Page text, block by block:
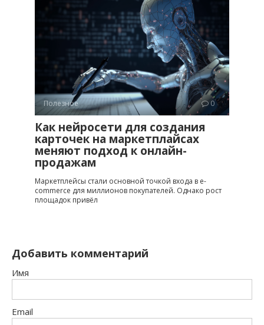
Полезное 0
Как нейросети для создания
карточек на маркетплайсах
меняют подход к онлайн-
продажам
Маркетплейсы стали основной точкой входа в e-
commerce для миллионов покупателей. Однако рост
площадок привёл
Добавить комментарий
Имя
Email